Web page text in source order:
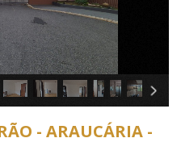
×
- ARAUCÁRIA -